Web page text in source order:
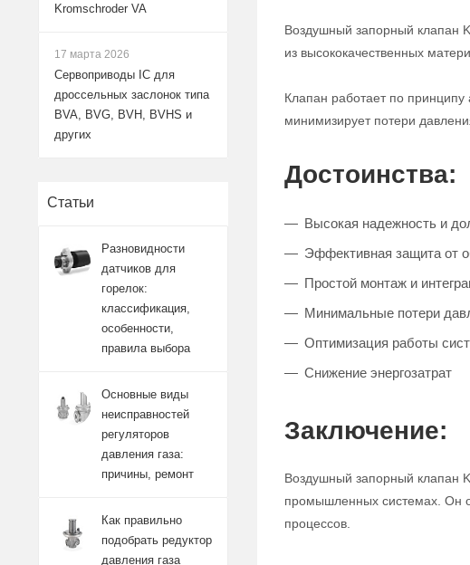
Воздушный запорный клапан
из высококачественных
Клапан работает по принципу
минимизирует потери
Достоинства:
Высокая надежность и
Эффективная защита от
Простой монтаж и
Минимальные потери
Оптимизация работы
Снижение энергозатрат
Заключение:
Воздушный запорный клапан
промышленных системах. Он
процессов.
Kromschroder VA
17 марта 2026
Сервоприводы IC для
дроссельных заслонок типа
BVA, BVG, BVH, BVHS и
других
Статьи
Разновидности
датчиков для
горелок:
классификация,
особенности,
правила выбора
Основные виды
неисправностей
регуляторов
давления газа:
причины, ремонт
Как правильно
подобрать редуктор
давления газа